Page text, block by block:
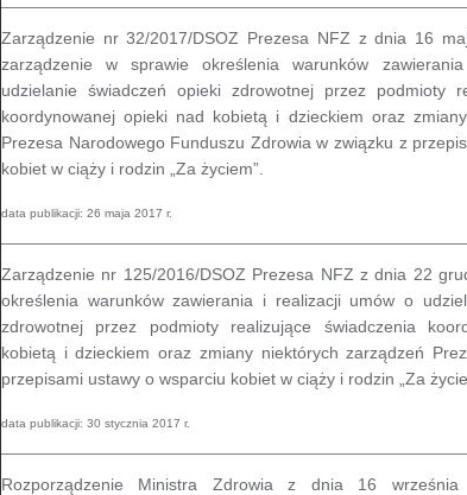
Zarządzenie nr 32/2017/DSOZ Prezesa NFZ z dnia 16
zarządzenie w sprawie określenia warunków
udzielanie świadczeń opieki zdrowotnej przez podmioty
koordynowanej opieki nad kobietą i dzieckiem oraz
Prezesa Narodowego Funduszu Zdrowia w związku z
kobiet w ciąży i rodzin „Za życiem”.
data publikacji: 26 maja 2017 r.
Zarządzenie nr 125/2016/DSOZ Prezesa NFZ z dnia 22
określenia warunków zawierania i realizacji umów o
zdrowotnej przez podmioty realizujące świadczenia
kobietą i dzieckiem oraz zmiany niektórych zarządzeń
przepisami ustawy o wsparciu kobiet w ciąży i rodzin „Za
data publikacji: 30 stycznia 2017 r.
Rozporządzenie Ministra Zdrowia z dnia 16